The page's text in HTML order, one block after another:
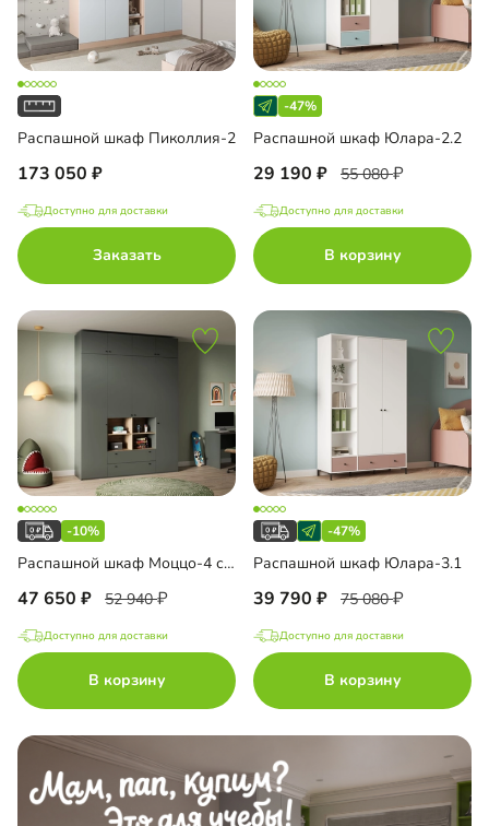
Распашной шкаф Пиколлия-2
173 050
Доступно для доставки
Заказать
-47%
Распашной шкаф Юлара-2.2
29 190 55 080
Доступно для доставки
В корзину
-10%
Распашной шкаф Моццо-4 с антресолью
47 650 52 940
Доступно для доставки
В корзину
-47%
Распашной шкаф Юлара-3.1
39 790 75 080
Доступно для доставки
В корзину